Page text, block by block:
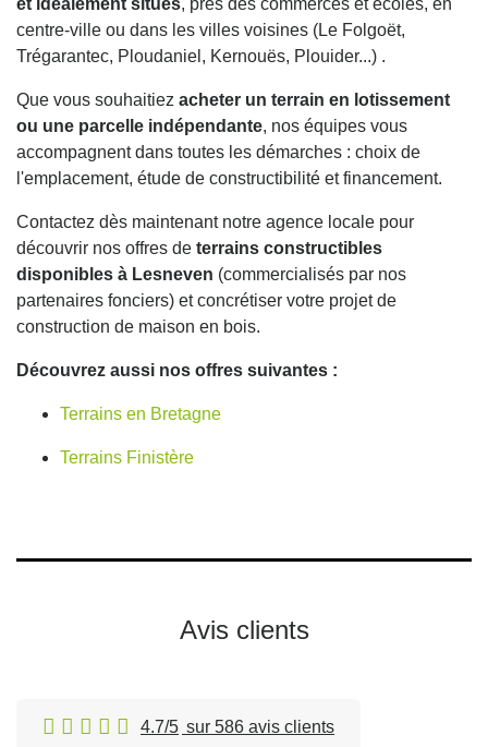
centre-ville ou dans les villes voisines (Le Folgoët,
Trégarantec, Ploudaniel, Kernouës, Plouider...) .
Que vous souhaitiez acheter un terrain en lotissement
ou une parcelle indépendante, nos équipes vous
accompagnent dans toutes les démarches : choix de
l'emplacement, étude de constructibilité et financement.
Contactez dès maintenant notre agence locale pour
découvrir nos offres de terrains constructibles
disponibles à Lesneven (commercialisés par nos
partenaires fonciers) et concrétiser votre projet de
construction de maison en bois.
Découvrez aussi nos offres suivantes :
Terrains en Bretagne
Terrains Finistère
Avis clients
4.7/5 sur 586 avis clients